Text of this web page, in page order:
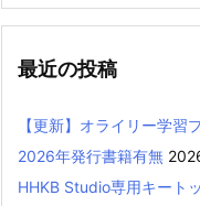
最近の投稿
【更新】オライリー学
2026年発行書籍有無
HHKB Studio専用キート